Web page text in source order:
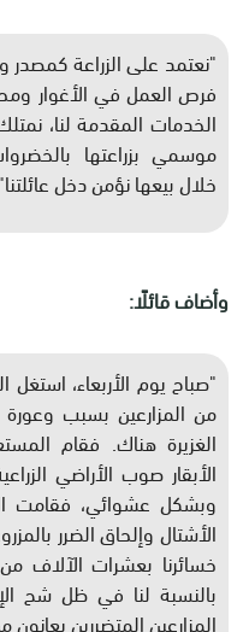
"نعتمد على الزراعة
فرص العمل في الأغوار
الخدمات المقدمة لنا،
موسمي بزراعتها
خلال بيعها نؤمن دخل
وأضاف قائلًا:
"صباح يوم الأربعاء،
من المزارعين بسبب وعورة
الغزيرة هناك. فقام
الأبقار صوب الأراضي
وبشكل عشوائي، فقامت
الأشتال وإلحاق الضرر
خسائرنا بعشرات الآلاف
بالنسبة لنا في ظل شح
المزارعين المتضررين